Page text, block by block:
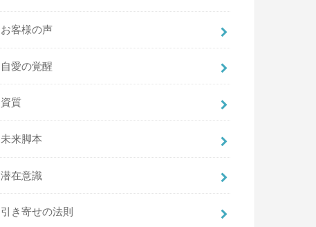
お客様の声
自愛の覚醒
資質
未来脚本
潜在意識
引き寄せの法則